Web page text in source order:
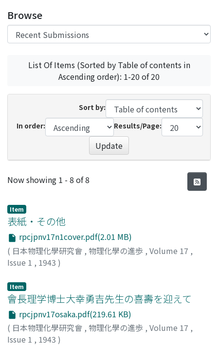
Browse
List Of Items (Sorted by Table of contents in
Ascending order): 1-20 of 20
Sort by:
In order:
Results/Page:
Update
Recent Submissions
Now showing 1 - 8 of 8
Item
表紙・その他
rpcjpnv17n1cover.pdf(2.01 MB)
( 日本物理化學研究會 , 物理化學の進歩 , Volume 17 ,
Issue 1 , 1943 )
Item
會長理学博士大幸勇吉先生の喜壽を迎えて
rpcjpnv17osaka.pdf(219.61 KB)
( 日本物理化學研究會 , 物理化學の進歩 , Volume 17 ,
Issue 1 , 1943 )